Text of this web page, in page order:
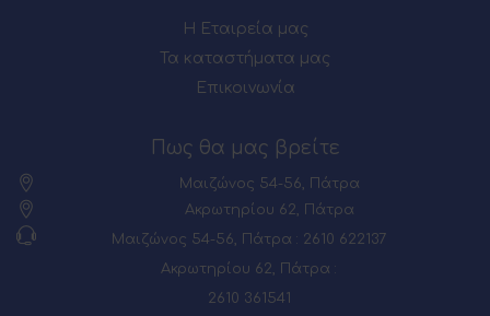
Η Εταιρεία μας
Τα καταστήματα μας
Επικοινωνία
Πως θα μας βρείτε
Μαιζώνος 54-56, Πάτρα
Ακρωτηρίου 62, Πάτρα
Μαιζώνος 54-56, Πάτρα : 2610 622137
Ακρωτηρίου 62, Πάτρα :
2610 361541